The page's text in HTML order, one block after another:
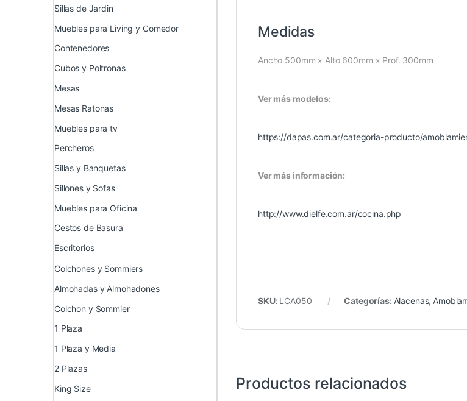
Medidas
Ancho 500mm x Alto 600mm x Prof. 300mm
Ver más modelos:
https://dapas.com.ar/categoria-producto/
Ver más información:
http://www.dielfe.com.ar/cocina.php
SKU: LCA050 Categorías: Alacenas,
Productos relacionados
Sillas de Jardin
Muebles para Living y Comedor
Contenedores
Cubos y Poltronas
Mesas
Mesas Ratonas
Muebles para tv
Percheros
Sillas y Banquetas
Sillones y Sofas
Muebles para Oficina
Cestos de Basura
Escritorios
Colchones y Sommiers
Almohadas y Almohadones
Colchon y Sommier
1 Plaza
1 Plaza y Media
2 Plazas
King Size